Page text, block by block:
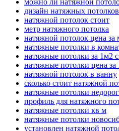
дизайн натяжных потолков
натяжной потолок стоит
метр натяжного потолка
натяжной потолок цена за
натяжные потолки в
натяжные потолки за 1м2
натяжные потолки цена за
натяжной потолок в ванну
сколько стоит натяжной
натяжные потолки
профиль для натяжного
натяжные потолки кв м
натяжные потолки
установлен натяжной